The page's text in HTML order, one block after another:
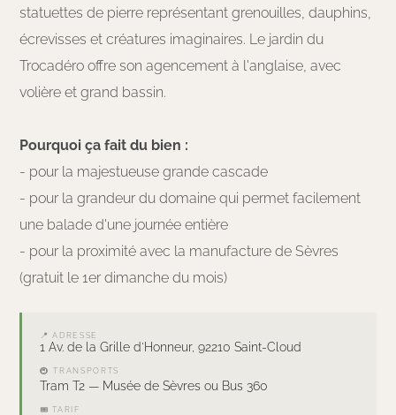
statuettes de pierre représentant grenouilles, dauphins,
écrevisses et créatures imaginaires. Le jardin du
Trocadéro offre son agencement à l'anglaise, avec
volière et grand bassin.
Pourquoi ça fait du bien :
- pour la majestueuse grande cascade
- pour la grandeur du domaine qui permet facilement
une balade d'une journée entière
- pour la proximité avec la manufacture de Sèvres
(gratuit le 1er dimanche du mois)
📍 ADRESSE
1 Av. de la Grille d'Honneur, 92210 Saint-Cloud
🚇 TRANSPORTS
Tram T2 — Musée de Sèvres ou Bus 360
🎟 TARIF